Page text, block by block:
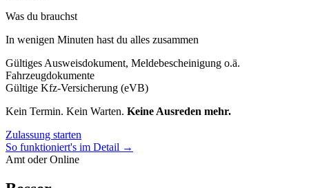
Was du brauchst
In wenigen Minuten hast du alles zusammen
Gültiges Ausweisdokument, Meldebescheinigung o.ä.
Fahrzeugdokumente
Gültige Kfz-Versicherung (eVB)
Kein Termin. Kein Warten. Keine Ausreden mehr.
Zulassung starten
So funktioniert's im Detail →
Amt oder Online